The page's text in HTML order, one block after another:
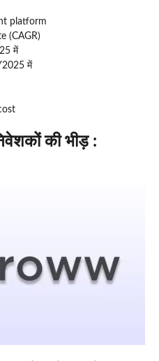
platform
(CAGR)
में
में
की भीड़ :